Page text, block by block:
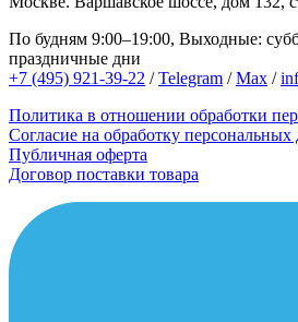
По будням 9:00–19:00, Выходные:
праздничные дни
+7 (495) 921-39-22 /Telegram /Max /
Политика в отношении обработки
Согласие на обработку
Публичная оферта
Договор поставки товара